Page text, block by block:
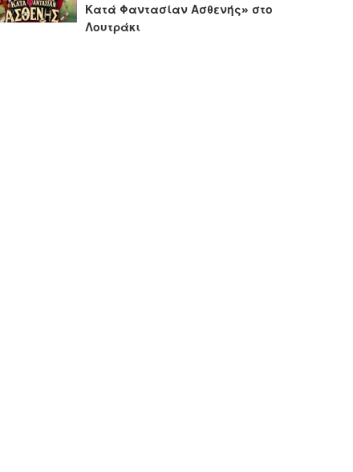
Κατά Φαντασίαν Ασθενής» στο
Λουτράκι